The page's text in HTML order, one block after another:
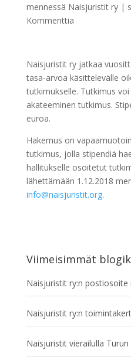
mennessä Naisjuristit ry|
Kommenttia
Naisjuristit ry jatkaa
tasa-arvoa käsittelevälle
tutkimukselle. Tutkimus
akateeminen tutkimus.
euroa.
Hakemus on
tutkimus, jolla stipendiä
hallitukselle osoitetut
lähettämään 1.12.2018
info@naisjuristit.org.
Viimeisimmät
Naisjuristit ry:n postiosoite
Naisjuristit ry:n
Naisjuristit vierailulla